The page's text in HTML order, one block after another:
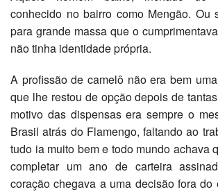
conhecido no bairro como Mengão. Ou
para grande massa que o
não tinha identidade própria.
A profissão de camelô não era bem
que lhe restou de opção depois de
motivo das dispensas era sempre o
Brasil atrás do Flamengo, faltando ao
tudo ia muito bem e todo mundo achava
completar um ano de carteira
coração chegava a uma decisão fora